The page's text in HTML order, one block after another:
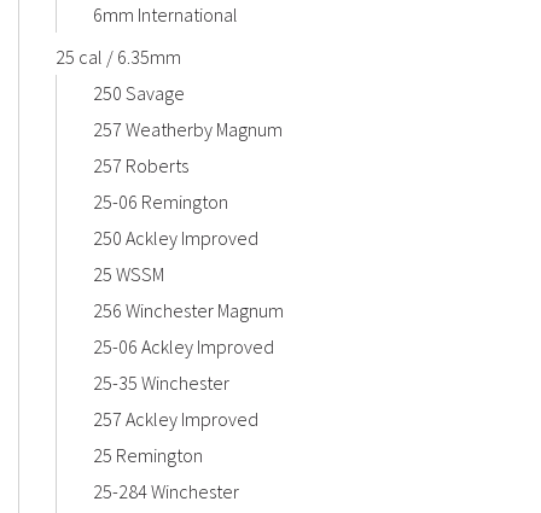
6mm International
25 cal / 6.35mm
250 Savage
257 Weatherby Magnum
257 Roberts
25-06 Remington
250 Ackley Improved
25 WSSM
256 Winchester Magnum
25-06 Ackley Improved
25-35 Winchester
257 Ackley Improved
25 Remington
25-284 Winchester